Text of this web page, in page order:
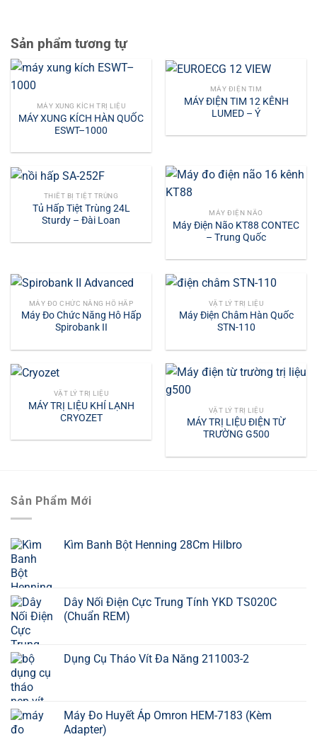
Sản phẩm tương tự
MÁY XUNG KÍCH TRỊ LIỆU
MÁY XUNG KÍCH HÀN QUỐC
ESWT–1000
MÁY ĐIỆN TIM
MÁY ĐIỆN TIM 12 KÊNH
LUMED – Ý
THIẾT BỊ TIỆT TRÙNG
Tủ Hấp Tiệt Trùng 24L
Sturdy – Đài Loan
MÁY ĐIỆN NÃO
Máy Điện Não KT88 CONTEC
– Trung Quốc
MÁY ĐO CHỨC NĂNG HÔ HẤP
Máy Đo Chức Năng Hô Hấp
Spirobank II
VẬT LÝ TRỊ LIỆU
Máy Điện Châm Hàn Quốc
STN-110
VẬT LÝ TRỊ LIỆU
MÁY TRỊ LIỆU KHÍ LẠNH
CRYOZET
VẬT LÝ TRỊ LIỆU
MÁY TRỊ LIỆU ĐIỆN TỪ
TRƯỜNG G500
Sản Phẩm Mới
Kìm Banh Bột Henning 28Cm Hilbro
Dây Nối Điện Cực Trung Tính YKD TS020C
(Chuẩn REM)
Dụng Cụ Tháo Vít Đa Năng 211003-2
Máy Đo Huyết Áp Omron HEM-7183 (Kèm
Adapter)